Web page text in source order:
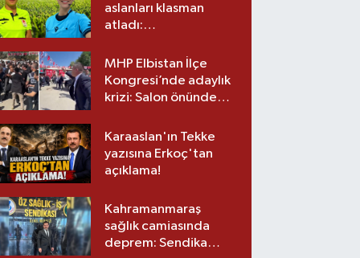
aslanları klasman
atladı:
üst lige iki transfer!
MHP Elbistan İlçe
Kongresi’nde adaylık
krizi: Salon önünde
Karaaslan'ın Tekke
yazısına Erkoç'tan
açıklama!
Kahramanmaraş
sağlık camiasında
deprem: Sendika